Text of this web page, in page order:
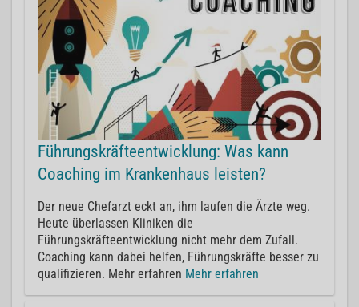
Führungskräfteentwicklung: Was kann
Coaching im Krankenhaus leisten?
Der neue Chefarzt eckt an, ihm laufen die Ärzte weg.
Heute überlassen Kliniken die
Führungskräfteentwicklung nicht mehr dem Zufall.
Coaching kann dabei helfen, Führungskräfte besser zu
qualifizieren. Mehr erfahren Mehr erfahren